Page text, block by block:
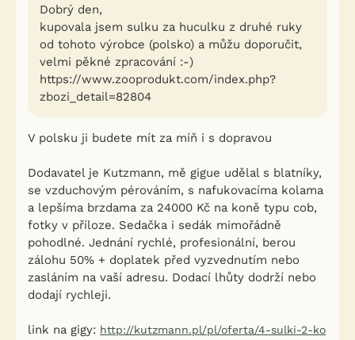
Dobrý den,
kupovala jsem sulku za huculku z druhé ruky
od tohoto výrobce (polsko) a můžu doporučit,
velmi pěkné zpracování :-)
https://www.zooprodukt.com/index.php?
zbozi_detail=82804
V polsku ji budete mít za míň i s dopravou
Dodavatel je Kutzmann, mě gigue udělal s blatníky,
se vzduchovým pérováním, s nafukovacíma kolama
a lepšíma brzdama za 24000 Kč na koně typu cob,
fotky v příloze. Sedačka i sedák mimořádně
pohodlné. Jednání rychlé, profesionální, berou
zálohu 50% + doplatek před vyzvednutím nebo
zasláním na vaší adresu. Dodací lhůty dodrží nebo
dodají rychleji.
link na gigy: http://kutzmann.pl/pl/oferta/4-sulki-2-ko